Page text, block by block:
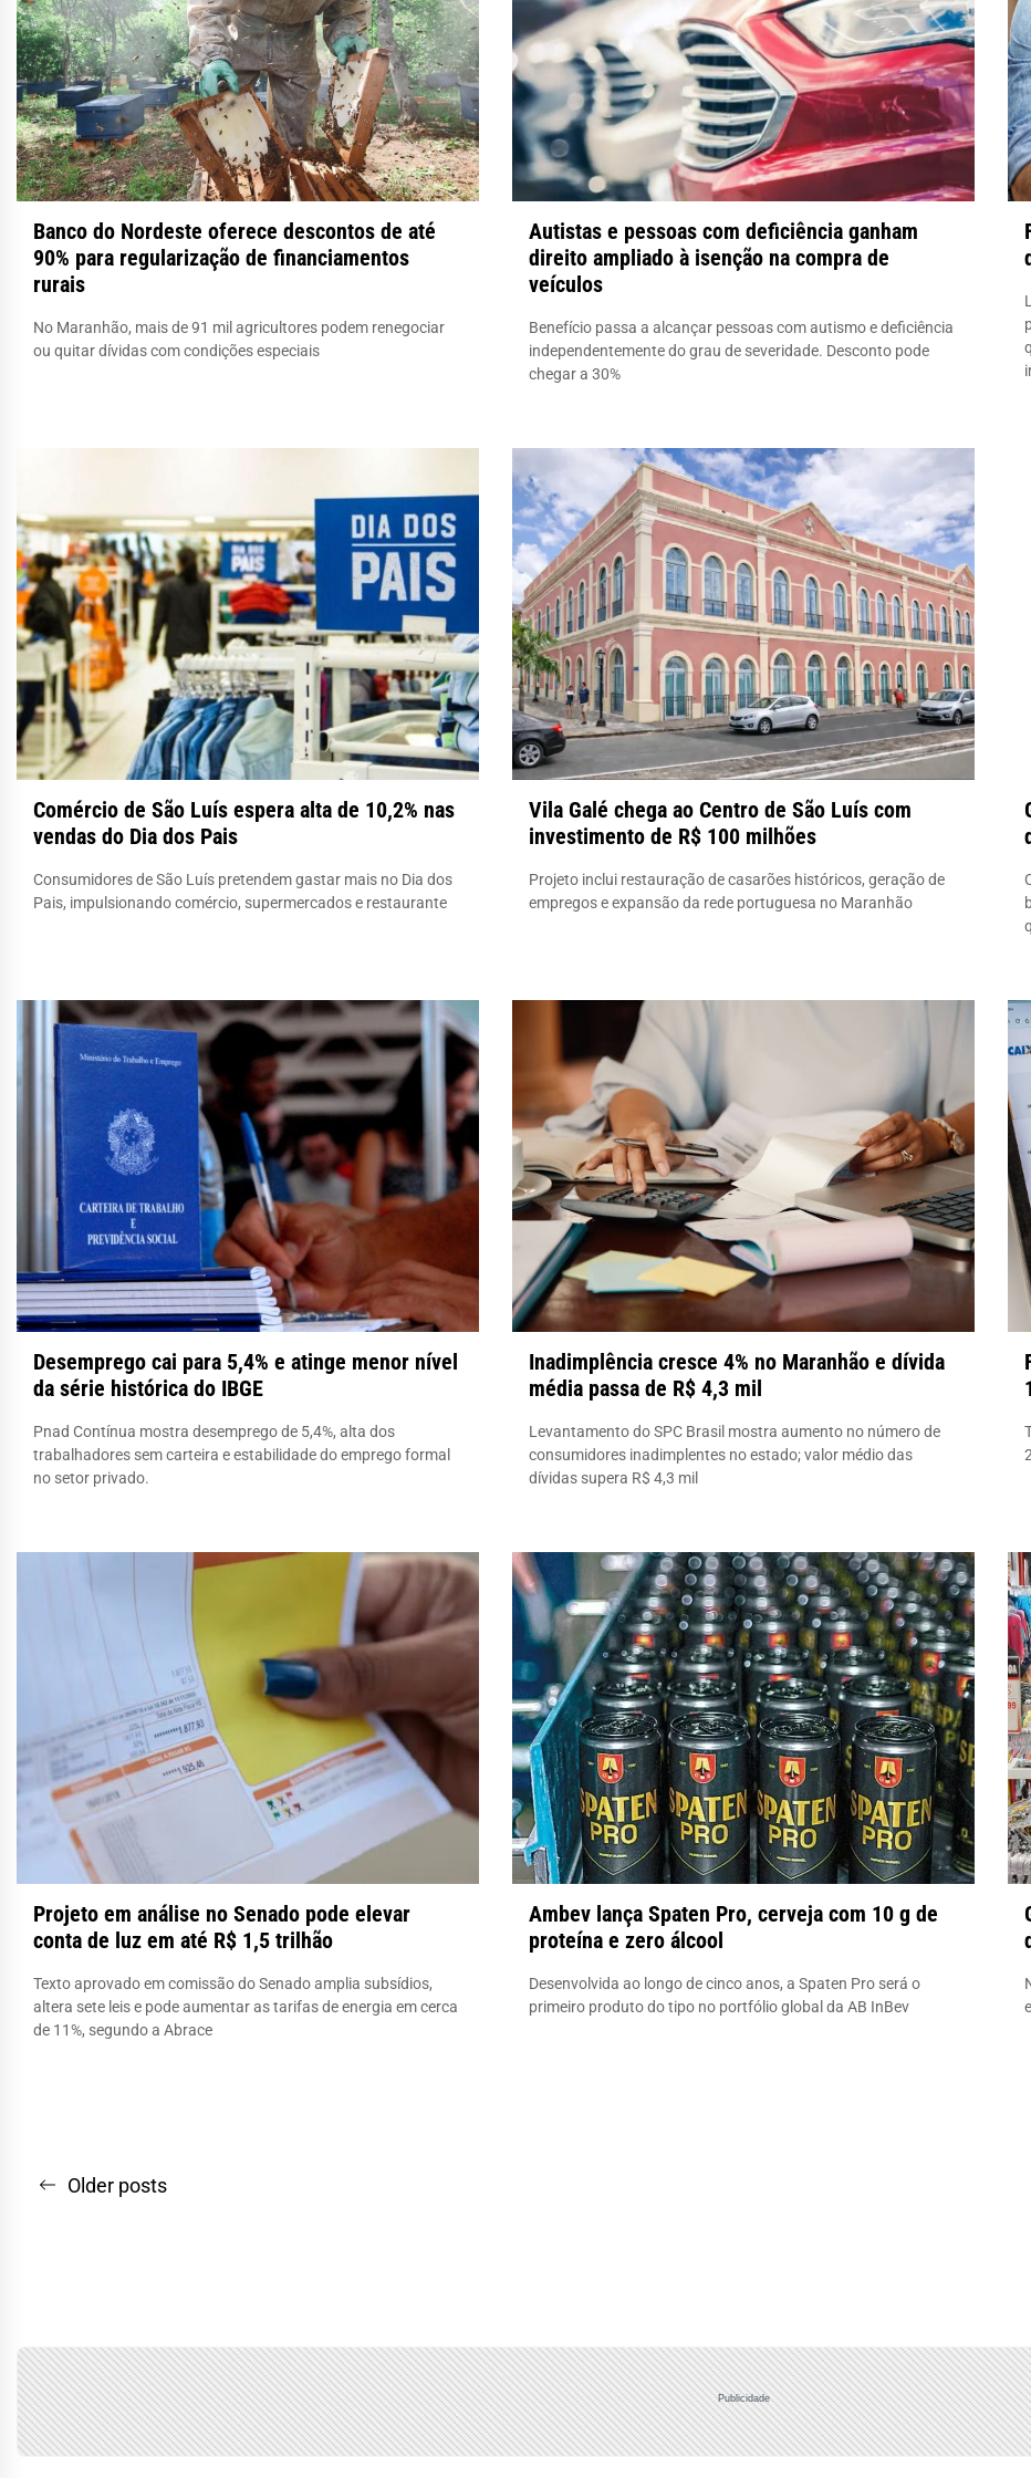
Banco do Nordeste oferece descontos de até
90% para regularização de financiamentos
rurais
No Maranhão, mais de 91 mil agricultores podem renegociar
ou quitar dívidas com condições especiais
Autistas e pessoas com deficiência ganham
direito ampliado à isenção na compra de
veículos
Benefício passa a alcançar pessoas com autismo e deficiência
independentemente do grau de severidade. Desconto pode
chegar a 30%
Comércio de São Luís espera alta de 10,2% nas
vendas do Dia dos Pais
Consumidores de São Luís pretendem gastar mais no Dia dos
Pais, impulsionando comércio, supermercados e restaurante
Vila Galé chega ao Centro de São Luís com
investimento de R$ 100 milhões
Projeto inclui restauração de casarões históricos, geração de
empregos e expansão da rede portuguesa no Maranhão
Desemprego cai para 5,4% e atinge menor nível
da série histórica do IBGE
Pnad Contínua mostra desemprego de 5,4%, alta dos
trabalhadores sem carteira e estabilidade do emprego formal
no setor privado.
Inadimplência cresce 4% no Maranhão e dívida
média passa de R$ 4,3 mil
Levantamento do SPC Brasil mostra aumento no número de
consumidores inadimplentes no estado; valor médio das
dívidas supera R$ 4,3 mil
Projeto em análise no Senado pode elevar
conta de luz em até R$ 1,5 trilhão
Texto aprovado em comissão do Senado amplia subsídios,
altera sete leis e pode aumentar as tarifas de energia em cerca
de 11%, segundo a Abrace
Ambev lança Spaten Pro, cerveja com 10 g de
proteína e zero álcool
Desenvolvida ao longo de cinco anos, a Spaten Pro será o
primeiro produto do tipo no portfólio global da AB InBev
Navegação
Older posts
Publicidade